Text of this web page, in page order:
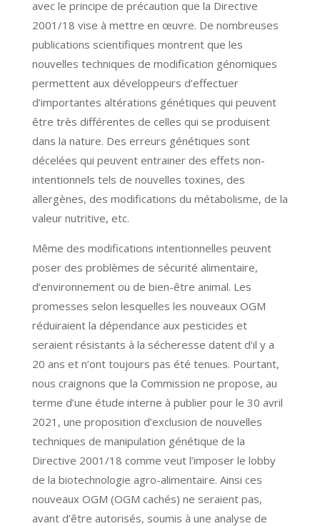
avec le principe de précaution que la Directive
2001/18 vise à mettre en œuvre. De nombreuses
publications scientifiques montrent que les
nouvelles techniques de modification génomiques
permettent aux développeurs d’effectuer
d’importantes altérations génétiques qui peuvent
être très différentes de celles qui se produisent
dans la nature. Des erreurs génétiques sont
décelées qui peuvent entrainer des effets non-
intentionnels tels de nouvelles toxines, des
allergènes, des modifications du métabolisme, de la
valeur nutritive, etc.
Même des modifications intentionnelles peuvent
poser des problèmes de sécurité alimentaire,
d’environnement ou de bien-être animal. Les
promesses selon lesquelles les nouveaux OGM
réduiraient la dépendance aux pesticides et
seraient résistants à la sécheresse datent d’il y a
20 ans et n’ont toujours pas été tenues. Pourtant,
nous craignons que la Commission ne propose, au
terme d’une étude interne à publier pour le 30 avril
2021, une proposition d’exclusion de nouvelles
techniques de manipulation génétique de la
Directive 2001/18 comme veut l’imposer le lobby
de la biotechnologie agro-alimentaire. Ainsi ces
nouveaux OGM (OGM cachés) ne seraient pas,
avant d’être autorisés, soumis à une analyse de